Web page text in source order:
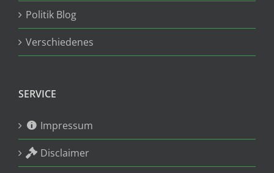
Politik Blog
Verschiedenes
SERVICE
Impressum
Disclaimer